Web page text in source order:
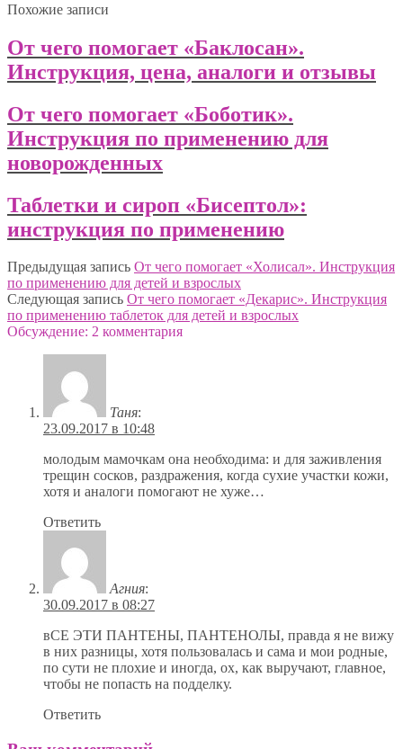
Похожие записи
От чего помогает «Баклосан».
Инструкция, цена, аналоги и отзывы
От чего помогает «Боботик».
Инструкция по применению для
новорожденных
Таблетки и сироп «Бисептол»:
инструкция по применению
Предыдущая запись От чего помогает «Холисал». Инструкция
по применению для детей и взрослых
Следующая запись От чего помогает «Декарис». Инструкция
по применению таблеток для детей и взрослых
Обсуждение: 2 комментария
Таня:
23.09.2017 в 10:48
молодым мамочкам она необходима: и для заживления
трещин сосков, раздражения, когда сухие участки кожи,
хотя и аналоги помогают не хуже…
Ответить
Агния:
30.09.2017 в 08:27
вСЕ ЭТИ ПАНТЕНЫ, ПАНТЕНОЛЫ, правда я не вижу
в них разницы, хотя пользовалась и сама и мои родные,
по сути не плохие и иногда, ох, как выручают, главное,
чтобы не попасть на подделку.
Ответить